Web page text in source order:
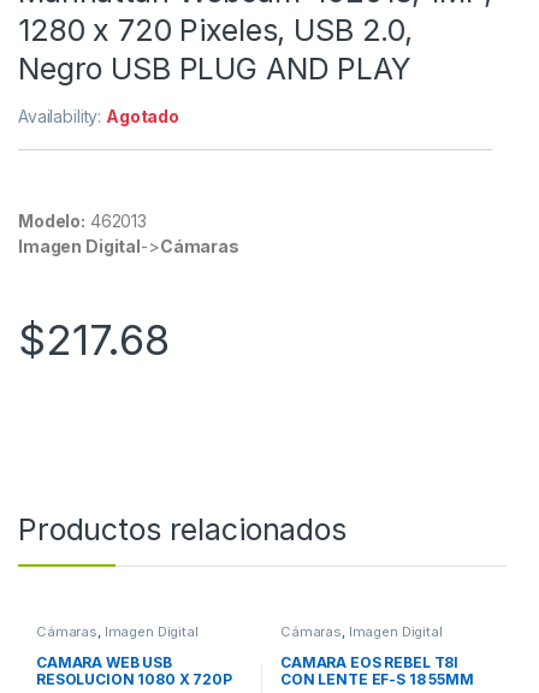
1280 x 720 Pixeles, USB 2.0,
Negro USB PLUG AND PLAY
Availability: Agotado
Modelo: 462013
Imagen Digital ->Cámaras
$217.68
Productos relacionados
Cámaras, Imagen Digital
CAMARA WEB USB
RESOLUCION 1080 X 720P
Cámaras, Imagen Digital
CAMARA EOS REBEL T8I
CON LENTE EF-S 18 55MM